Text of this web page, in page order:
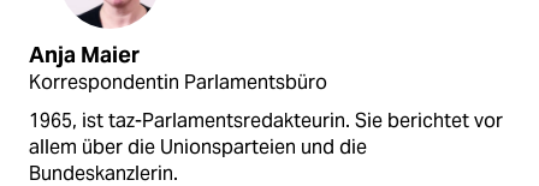
Anja Maier
Korrespondentin Parlamentsbüro
1965, ist taz-Parlamentsredakteurin. Sie berichtet vor
allem über die Unionsparteien und die
Bundeskanzlerin.